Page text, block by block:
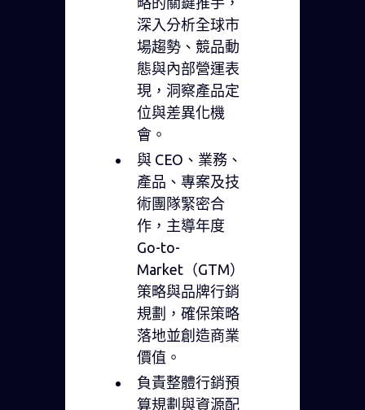
深入分析全球市
場趨勢、競品動
態與內部營運表
現，洞察產品定
位與差異化機
會。
與 CEO、業務、
產品、專案及技
術團隊緊密合
作，主導年度
Go-to-
Market（GTM）
策略與品牌行銷
規劃，確保策略
落地並創造商業
價值。
負責整體行銷預
算規劃與資源配